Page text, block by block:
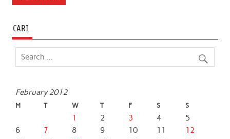
o
o
e
r
A
d
CARI
February 2012
M T W T F S S
1 2 3 4
5
6
7 8 9 10 11
12